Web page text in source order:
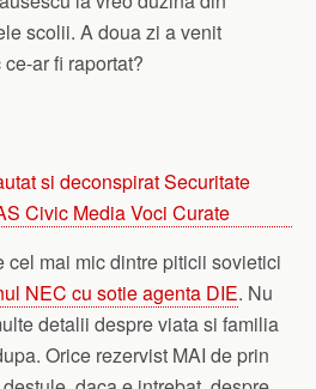
scolii. A doua zi a venit
ar fi raportat?
cel mai mic dintre piticii sovietici
NEC cu sotie agenta DIE. Nu
detalii despre viata si familia
Orice rezervist MAI de prin